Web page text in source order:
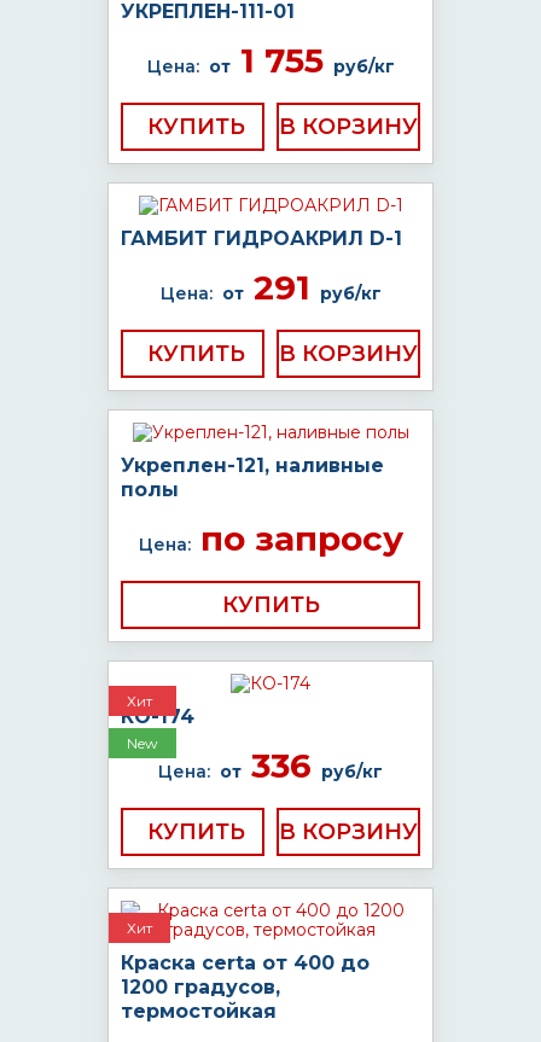
УКРЕПЛЕН-111-01
Цена: от1 755 руб/кг
КУПИТЬ
ГАМБИТ ГИДРОАКРИЛ D-1
Цена: от291 руб/кг
КУПИТЬ
Укреплен-121, наливные
полы
Цена:по запросу
КУПИТЬ
Хит
New
КО-174
Цена: от 336 руб/кг
КУПИТЬ
Хит
Краска certa от 400 до
1200 градусов,
термостойкая